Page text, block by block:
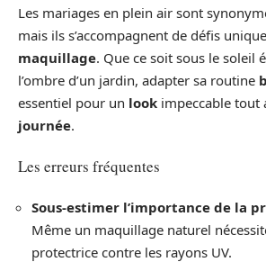
Les mariages en plein air sont
mais ils s’accompagnent de défis
maquillage. Que ce soit sous le soleil
l’ombre d’un jardin, adapter sa routine
essentiel pour un look impeccable tout
journée.
Les erreurs fréquentes
Sous-estimer l’importance de la
Même un maquillage naturel
protectrice contre les rayons UV.